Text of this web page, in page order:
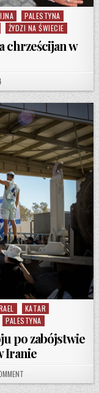
PALESTYNA
ŻYDZI NA ŚWIECIE
chrześcijan w
KATAR
PALESTYNA
po zabójstwie
Iranie
ON IZRAEL W